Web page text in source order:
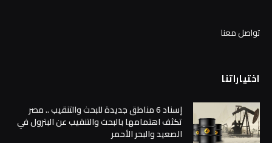
تواصل معنا
اختياراتنا
إسناد 6 مناطق جديدة للبحث والتنقيب .. مصر
تكثف اهتمامها بالبحث والتنقيب عن البترول في
الصعيد والبحر الأحمر